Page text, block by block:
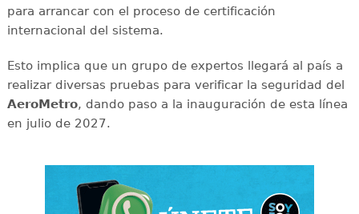
para arrancar con el proceso de certificación
internacional del sistema.
Esto implica que un grupo de expertos llegará al país a
realizar diversas pruebas para verificar la seguridad del
AeroMetro, dando paso a la inauguración de esta línea
en julio de 2027.